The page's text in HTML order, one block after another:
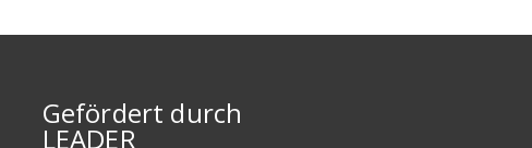
Gefördert durch
LEADER